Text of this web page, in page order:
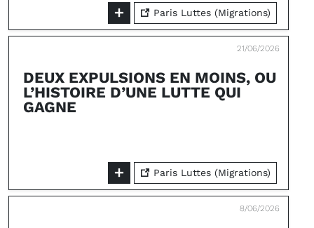
Paris Luttes (Migrations)
21/06/2026
DEUX EXPULSIONS EN MOINS, OU
L’HISTOIRE D’UNE LUTTE QUI
GAGNE
Paris Luttes (Migrations)
8/06/2026